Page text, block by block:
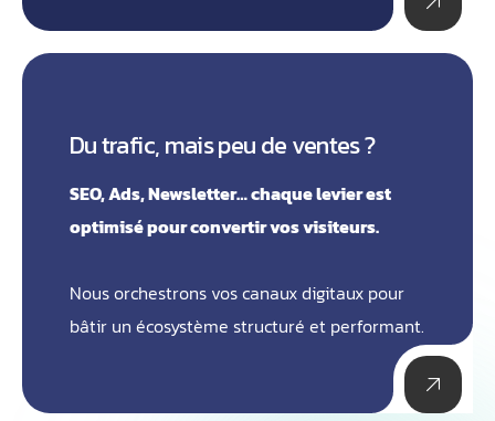
Du trafic, mais peu de ventes ?
SEO, Ads, Newsletter… chaque levier est
optimisé pour convertir vos visiteurs.
Nous orchestrons vos canaux digitaux pour
bâtir un écosystème structuré et performant.